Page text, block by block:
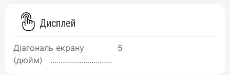
Дисплей
Діагональ екрану
(дюйм)
5